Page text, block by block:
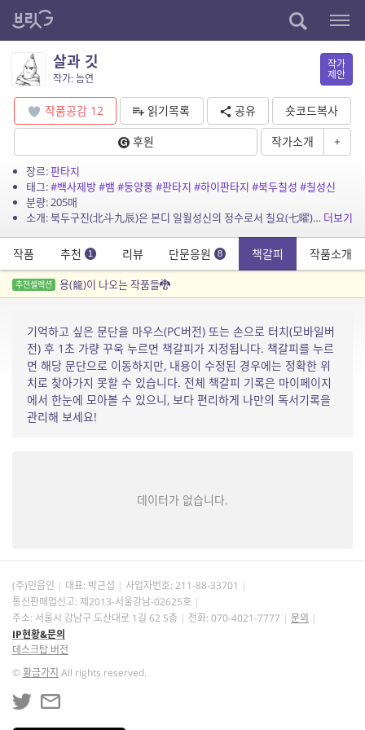
살과 깃
작가: 늠연
작가
제안
작품공감 12 읽기목록 공유
숏코드복사
후원
작가소개 +
장르:판타지
태그:#백사제방#뱀 #동양풍#판타지 #하이판타지 #북두칠성 #칠성신
분량: 205매
소개: 북두구진(北斗九辰)은 본디 일월성신의 정수로서 칠요(七曜)를 통할(統轄)하고 팔방에 임하였으니 위로는 천신(天神)을 비추고 아래로는 인간을 이끌었다. 그리하여 선악을 맡아 지상의 ... 더보기
작품 추천 1 리뷰 단문응원 8 책갈피 작품소개
추천셀렉션 용(龍)이 나오는 작품들🐉
기억하고 싶은 문단을 마우스(PC버전) 또는 손으로 터치(모바일버
전) 후 1초 가량 꾸욱 누르면 책갈피가 지정됩니다. 책갈피를 누르
면 해당 문단으로 이동하지만, 내용이 수정된 경우에는 정확한 위
치로 찾아가지 못할 수 있습니다. 전체 책갈피 기록은 마이페이지
에서 한눈에 모아볼 수 있으니, 보다 편리하게 나만의 독서기록을
관리해 보세요!
데이터가 없습니다.
(주)민음인 대표: 박근섭 사업자번호: 211-88-33701
통신판매업신고: 제2013-서울강남-02625호
주소: 서울시 강남구 도산대로 1길 62 5층
전화: 070-4021-7777
문의
IP현황&문의
데스크탑 버전
©황금가지 All rights reserved.